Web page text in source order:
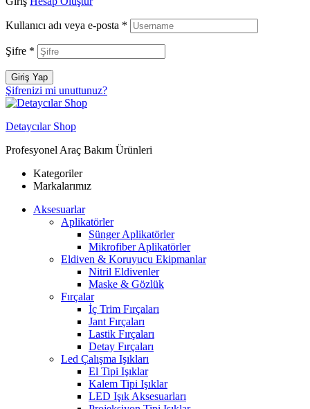
Kullanıcı adı veya e-posta *
Şifre *
Giriş Yap
Şifrenizi mi unuttunuz?
Detaycılar Shop
Profesyonel Araç Bakım Ürünleri
Kategoriler
Markalarımız
Aksesuarlar
Aplikatörler
Sünger Aplikatörler
Mikrofiber Aplikatörler
Eldiven & Koruyucu Ekipmanlar
Nitril Eldivenler
Maske & Gözlük
Fırçalar
İç Trim Fırçaları
Jant Fırçaları
Lastik Fırçaları
Detay Fırçaları
Led Çalışma Işıkları
El Tipi Işıklar
Kalem Tipi Işıklar
LED Işık Aksesuarları